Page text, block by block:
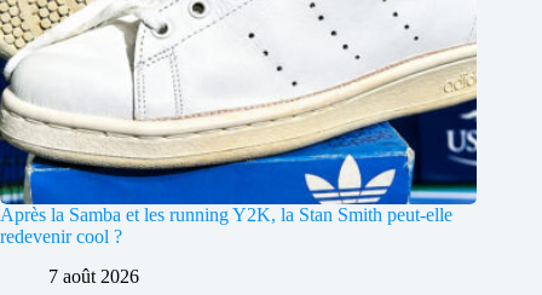
Après la Samba et les running Y2K, la Stan Smith peut-elle
redevenir cool ?
7 août 2026